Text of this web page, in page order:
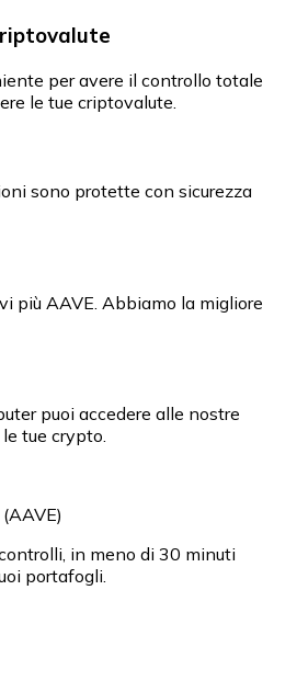
per avere il controllo totale
le tue criptovalute.
sono protette con sicurezza
più AAVE. Abbiamo la migliore
puoi accedere alle nostre
tue crypto.
in meno di 30 minuti
portafogli.